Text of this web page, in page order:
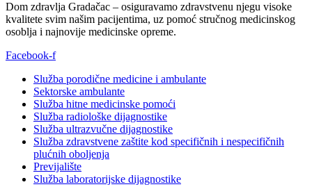
Dom zdravlja Gradačac – osiguravamo zdravstvenu njegu visoke
kvalitete svim našim pacijentima, uz pomoć stručnog medicinskog
osoblja i najnovije medicinske opreme.
Facebook-f
Služba porodične medicine i ambulante
Sektorske ambulante
Služba hitne medicinske pomoći
Služba radiološke dijagnostike
Služba ultrazvučne dijagnostike
Služba zdravstvene zaštite kod specifičnih i nespecifičnih
plućnih oboljenja
Previjalište
Služba laboratorijske dijagnostike